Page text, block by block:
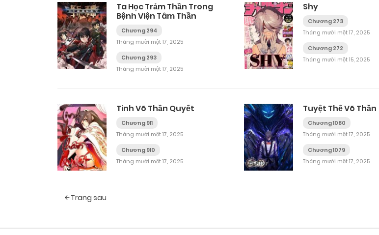
Ta Học Trảm Thần Trong
Bệnh Viện Tâm Thần
Chương 294
Tháng mười một 17, 2025
Chương 293
Tháng mười một 17, 2025
Shy
Chương 273
Tháng mười một 17, 2025
Chương 272
Tháng mười một 15, 2025
Tinh Võ Thần Quyết
Chương 911
Tháng mười một 17, 2025
Chương 910
Tháng mười một 17, 2025
Tuyệt Thế Võ Thần
Chương 1080
Tháng mười một 17, 2025
Chương 1079
Tháng mười một 17, 2025
Posts
Trang sau